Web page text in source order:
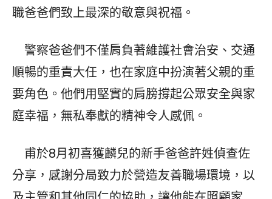
職爸爸們致上最深的敬意與祝福。
警察爸爸們不僅肩負著維護社會治安、交通
順暢的重責大任，也在家庭中扮演著父親的重
要角色。他們用堅實的肩膀撐起公眾安全與家
庭幸福，無私奉獻的精神令人感佩。
甫於8月初喜獲麟兒的新手爸爸許姓偵查佐
分享，感謝分局致力於營造友善職場環境，以